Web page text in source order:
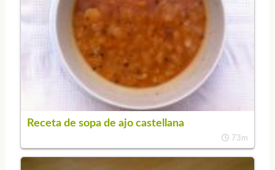
Receta de sopa de ajo castellana
73m